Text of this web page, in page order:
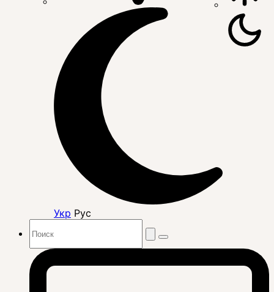
Укр Рус